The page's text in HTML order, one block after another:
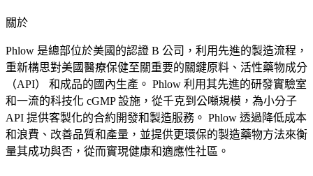
關於
Phlow 是總部位於美國的認證 B 公司，利用先進的製造流程，
重新構思對美國醫療保健至關重要的關鍵原料、活性藥物成分
（API） 和成品的國內生產。 Phlow 利用其先進的研發實驗室
和一流的科技化 cGMP 設施，從千克到公噸規模，為小分子
API 提供客製化的合約開發和製造服務。 Phlow 透過降低成本
和浪費、改善品質和產量，並提供更環保的製造藥物方法來衡
量其成功與否，從而實現健康和適應性社區。